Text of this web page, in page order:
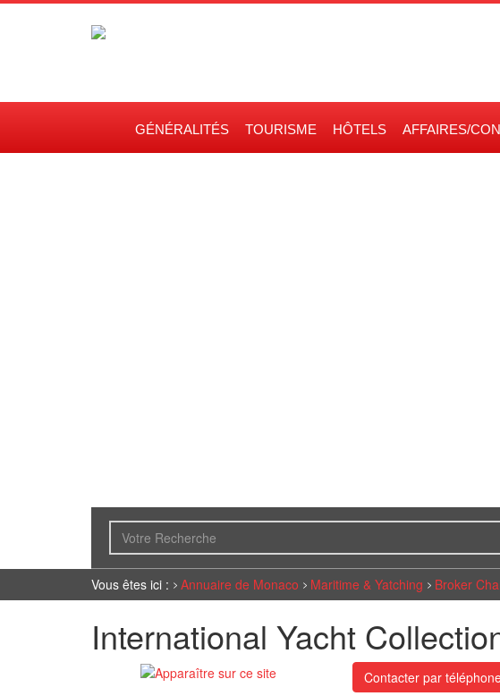
GÉNÉRALITÉS TOURISME HÔTELS AFFAIRES/
Vous êtes ici : Annuaire de Monaco Maritime & Yatching Broker
International Yacht
Contacter par